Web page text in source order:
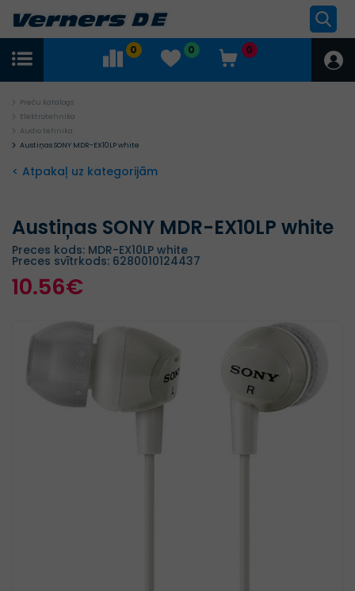
0 0 0
Preču katalogs
Elektrotehnika
Audio tehnika
Austiņas SONY MDR-EX10LP white
< Atpakaļ uz kategorijām
Austiņas SONY MDR-EX10LP white
Preces kods: MDR-EX10LP white
Preces svītrkods: 6280010124437
10.56€